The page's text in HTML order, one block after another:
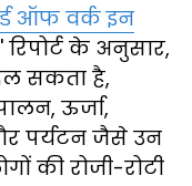
ऑफ वर्क इन
' रिपोर्ट के अनुसार,
सकता है,
ऊर्जा,
पर्यटन जैसे उन
की रोजी-रोटी